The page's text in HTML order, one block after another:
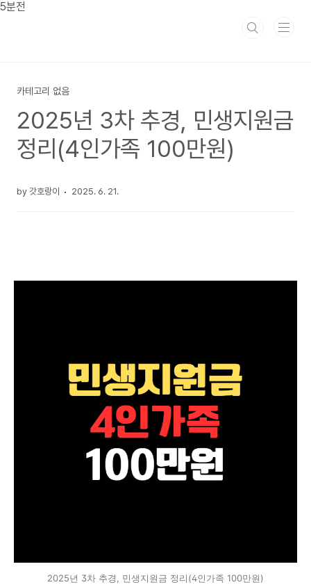
본문 바로가기
5분전
카테고리 없음
2025년 3차 추경, 민생지원금
정리(4인가족 100만원)
by 갓호랑이 2025. 6. 21.
2025년 3차 추경, 민생지원금 정리(4인가족 100만원)